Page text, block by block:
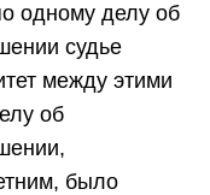
одному делу об
судье
между этими
об
было